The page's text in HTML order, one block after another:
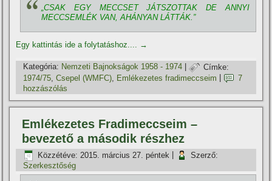
„CSAK EGY MECCSET JÁTSZOTTAK DE ANNYI
MECCSEMLÉK VAN, AHÁNYAN LÁTTÁK.”
Egy kattintás ide a folytatáshoz.... →
Kategória: Nemzeti Bajnokságok 1958 - 1974 |
Címke:
1974/75 ,Csepel (WMFC) Emlékezetes fradimeccseim
7
hozzászólás
Emlékezetes Fradimeccseim –
bevezető a második részhez
Közzétéve: 2015. március 27. péntek
Szerző:
Szerkesztőség